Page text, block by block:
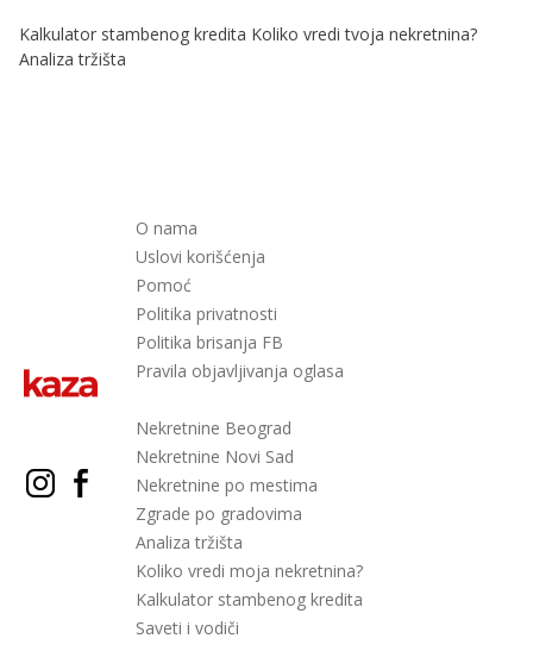
Kalkulator stambenog kredita Koliko vredi tvoja nekretnina?
Analiza tržišta
O nama
Uslovi korišćenja
Pomoć
Politika privatnosti
Politika brisanja FB
Pravila objavljivanja oglasa
Nekretnine Beograd
Nekretnine Novi Sad
Nekretnine po mestima
Zgrade po gradovima
Analiza tržišta
Koliko vredi moja nekretnina?
Kalkulator stambenog kredita
Saveti i vodiči